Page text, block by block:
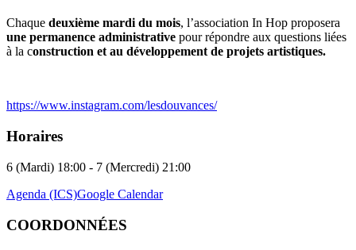
Chaque deuxième mardi du mois, l’association In Hop proposera
une permanence administrative pour répondre aux questions liées
à la construction et au développement de projets artistiques.
https://www.instagram.com/lesdouvances/
Horaires
6 (Mardi) 18:00 - 7 (Mercredi) 21:00
Agenda (ICS)Google Calendar
COORDONNÉES